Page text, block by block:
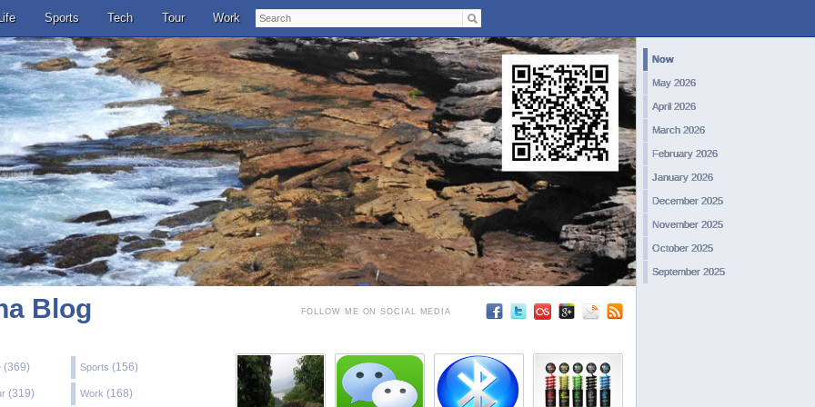
Sports Tech Tour Work
Now
May 2026
April 2026
March 2026
February 2026
January 2026
December 2025
November 2025
October 2025
September 2025
Search
Blog
(369) Sports (156)
(319) Work (168)
FOLLOW ME ON SOCIAL MEDIA